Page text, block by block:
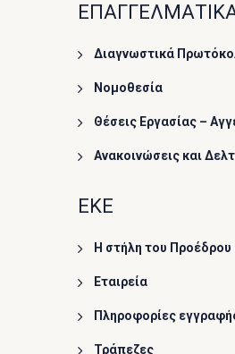
Διαγνωστικά
Νομοθεσία
Θέσεις Εργασίας –
Ανακοινώσεις και
ΕΚΕ
Η στήλη του Προέδρου
Εταιρεία
Πληροφορίες
Τράπεζες